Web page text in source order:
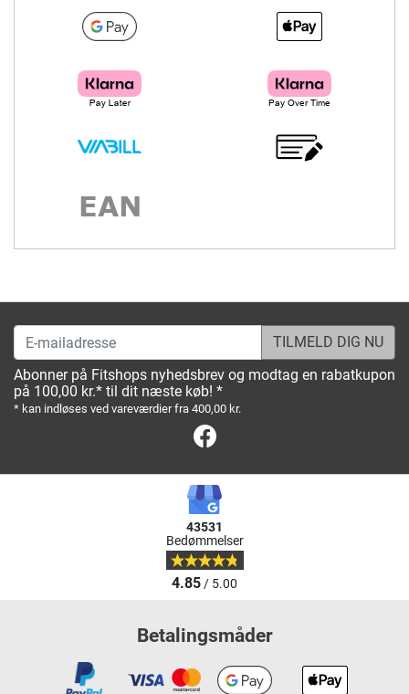
E-mailadresse
Abonner på Fitshops nyhedsbrev og modtag en rabatkupon
på 100,00 kr.* til dit næste køb! *
* kan indløses ved vareværdier fra 400,00 kr.
43531
Bedømmelser
4.85/ 5.00
Betalingsmåder